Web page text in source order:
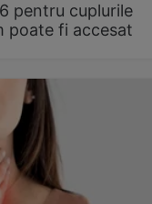
pentru cuplurile
poate fi accesat